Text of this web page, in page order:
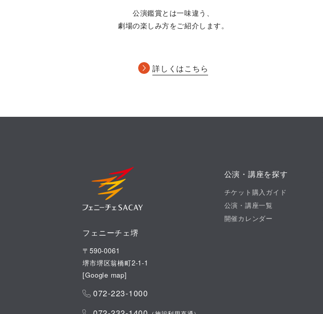
公演鑑賞とは一味違う、
劇場の楽しみ方をご紹介します。
詳しくはこちら
フェニーチェ堺
〒590-0061
堺市堺区翁橋町2-1-1
[Google map]
072-223-1000
公演・講座を探す
チケット購入ガイド
公演・講座一覧
開催カレンダー